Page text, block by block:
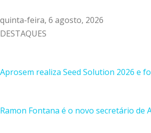
quinta-feira, 6 agosto, 2026
DESTAQUES
Aprosem realiza Seed Solution 2026 e
Ramon Fontana é o novo secretário de